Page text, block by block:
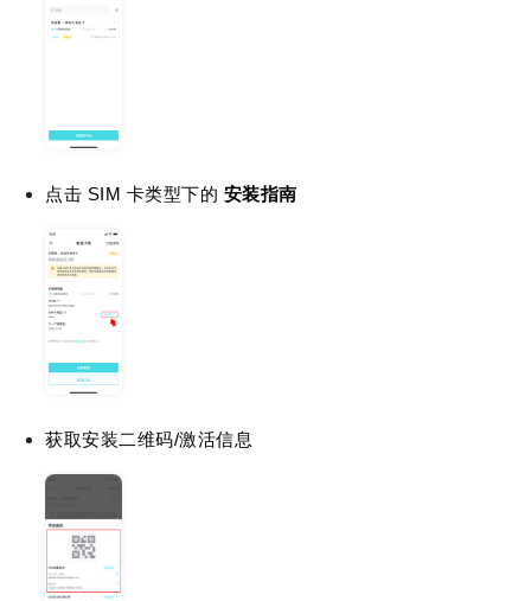
点击 SIM 卡类型下的 安装指南
获取安装二维码/激活信息